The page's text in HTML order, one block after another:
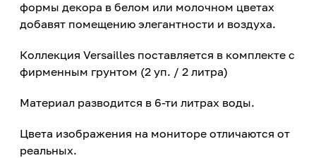
формы декора в белом или молочном цветах
добавят помещению элегантности и воздуха.
Коллекция Versailles поставляется в комплекте с
фирменным грунтом (2 уп. / 2 литра)
Материал разводится в 6-ти литрах воды.
Цвета изображения на мониторе отличаются от
реальных.